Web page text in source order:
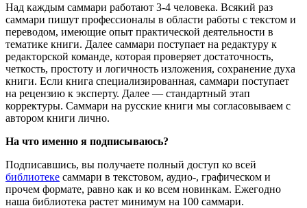
Над каждым саммари работают 3-4 человека. Всякий раз
саммари пишут профессионалы в области работы с текстом и
переводом, имеющие опыт практической деятельности в
тематике книги. Далее саммари поступает на редактуру к
редакторской команде, которая проверяет достаточность,
четкость, простоту и логичность изложения, сохранение духа
книги. Если книга специализированная, саммари поступает
на рецензию к эксперту. Далее — стандартный этап
корректуры. Саммари на русские книги мы согласовываем с
автором книги лично.
На что именно я подписываюсь?
Подписавшись, вы получаете полный доступ ко всей
библиотеке саммари в текстовом, аудио-, графическом и
прочем формате, равно как и ко всем новинкам. Ежегодно
наша библиотека растет минимум на 100 саммари.